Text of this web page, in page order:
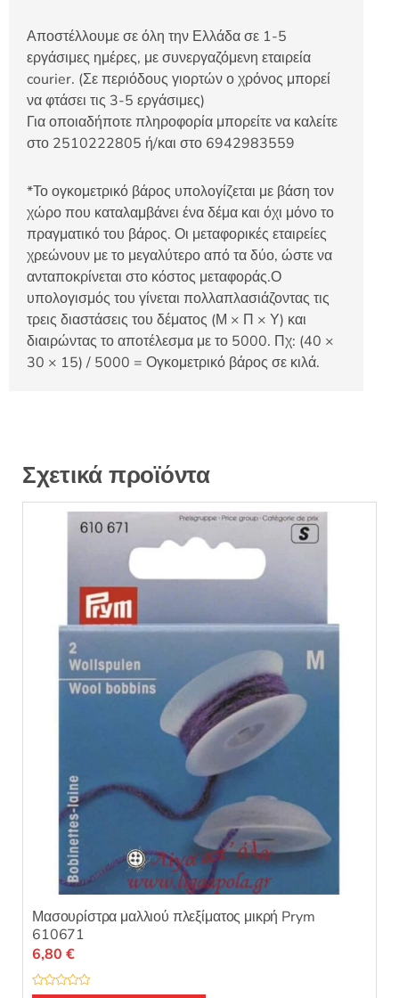
Αποστέλλουμε σε όλη την Ελλάδα σε 1-5
εργάσιμες ημέρες, με συνεργαζόμενη εταιρεία
courier. (Σε περιόδους γιορτών ο χρόνος μπορεί
να φτάσει τις 3-5 εργάσιμες)
Για οποιαδήποτε πληροφορία μπορείτε να καλείτε
στο 2510222805 ή/και στο 6942983559
*Το ογκομετρικό βάρος υπολογίζεται με βάση τον
χώρο που καταλαμβάνει ένα δέμα και όχι μόνο το
πραγματικό του βάρος. Οι μεταφορικές εταιρείες
χρεώνουν με το μεγαλύτερο από τα δύο, ώστε να
ανταποκρίνεται στο κόστος μεταφοράς.Ο
υπολογισμός του γίνεται πολλαπλασιάζοντας τις
τρεις διαστάσεις του δέματος (Μ × Π × Υ) και
διαιρώντας το αποτέλεσμα με το 5000. Πχ: (40 ×
30 × 15) / 5000 = Ογκομετρικό βάρος σε κιλά.
Σχετικά προϊόντα
Μασουρίστρα μαλλιού πλεξίματος μικρή Prym
610671
6,80 €